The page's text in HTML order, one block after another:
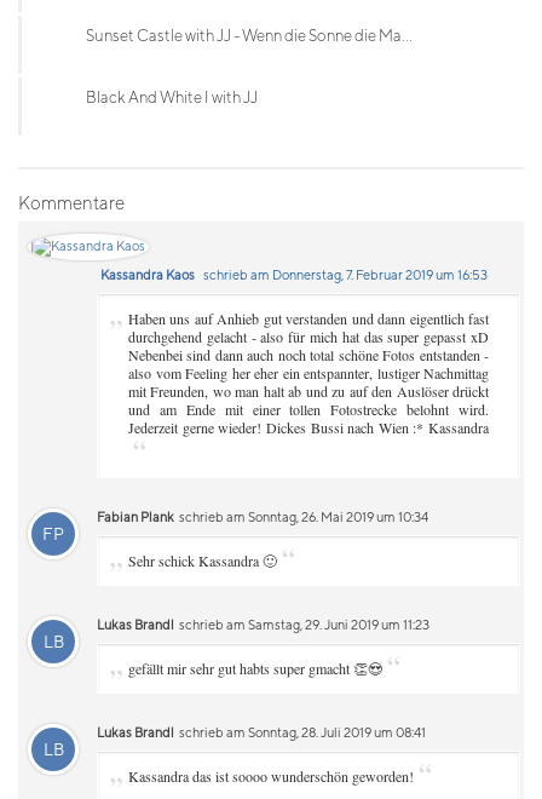
Sunset Castle with JJ - Wenn die Sonne die Ma...
Black And White I with JJ
Kommentare
Kassandra Kaos schrieb am Donnerstag, 7. Februar 2019 um 16:53
„ Haben uns auf Anhieb gut verstanden und dann eigentlich fast
durchgehend gelacht - also für mich hat das super gepasst xD
Nebenbei sind dann auch noch total schöne Fotos entstanden -
also vom Feeling her eher ein entspannter, lustiger Nachmittag
mit Freunden, wo man halt ab und zu auf den Auslöser drückt
und am Ende mit einer tollen Fotostrecke belohnt wird.
Jederzeit gerne wieder! Dickes Bussi nach Wien :* Kassandra
“
FP
Fabian Plank schrieb am Sonntag, 26. Mai 2019 um 10:34
„ Sehr schick Kassandra 🙂 “
LB
Lukas Brandl schrieb am Samstag, 29. Juni 2019 um 11:23
„ gefällt mir sehr gut habts super gmacht 👏😍 “
LB
Lukas Brandl schrieb am Sonntag, 28. Juli 2019 um 08:41
„ Kassandra das ist soooo wunderschön geworden! “